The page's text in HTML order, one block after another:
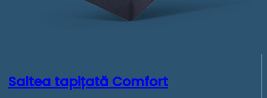
Saltea tapițată Comfort